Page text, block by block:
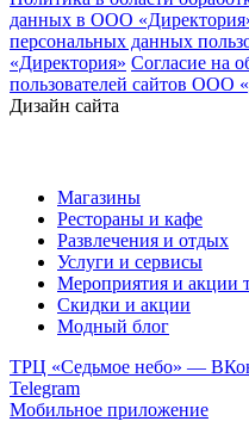
данных в ООО
персональных данных
«Директория» Согласие на
пользователей сайтов ООО
Дизайн сайта
Магазины
Рестораны и кафе
Развлечения и отдых
Услуги и сервисы
Мероприятия и акции
Скидки и акции
Модный блог
ТРЦ «Седьмое небо» —
Telegram
Мобильное приложение